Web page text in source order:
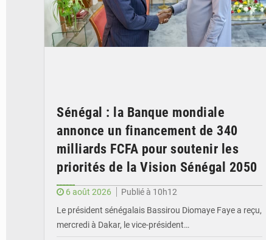
Sénégal : la Banque mondiale
annonce un financement de 340
milliards FCFA pour soutenir les
priorités de la Vision Sénégal 2050
6 août 2026
Publié à 10h12
Le président sénégalais Bassirou Diomaye Faye a reçu,
mercredi à Dakar, le vice-président…